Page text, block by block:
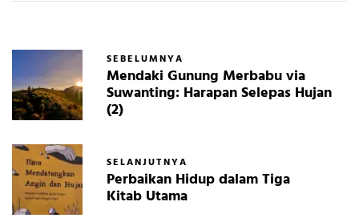
SEBELUMNYA
Mendaki Gunung Merbabu via
Suwanting: Harapan Selepas Hujan
(2)
SELANJUTNYA
Perbaikan Hidup dalam Tiga
Kitab Utama